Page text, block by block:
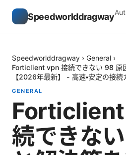
Speedworlddragway
Speedworlddragway › General ›
Forticlient vpn 接続できない 98 原
【2026年最新】 - 高速・安定の接続
GENERAL
続できな